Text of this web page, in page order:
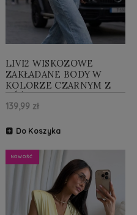
LIVI2 WISKOZOWE
ZAKŁADANE BODY W
KOLORZE CZARNYM Z
RÓŻĄ BEZ RĘKAWA
139,99 zł
Do Koszyka
NOWOŚĆ